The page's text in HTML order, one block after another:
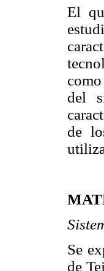
El
del
de
Se
de